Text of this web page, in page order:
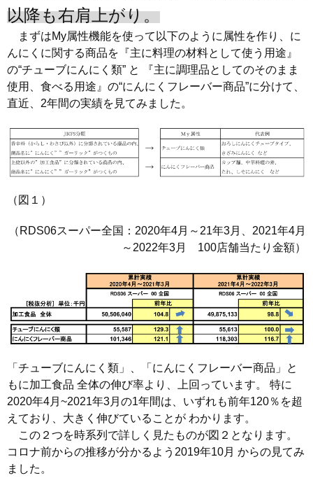
以降も右肩上がり。
まずはMy属性機能を使って以下のように属性を作り、に
んにくに関する商品を『主に料理の材料として使う用途』
の“チューブにんにく類” と 『主に調理品としてのそのまま
使用、食べる用途』の“にんにくフレーバー商品”に分けて、
直近、2年間の実績を見てみました。
（図１）
（RDS06スーパー全国：2020年4月～21年3月、2021年4月
～2022年3月 100店舗当たり金額）
「チューブにんにく類」、「にんにくフレーバー商品」と
もに加工食品 全体の伸び率より、上回っています。 特に
2020年4月~2021年3月の1年間は、いずれも前年120％を超
えており、大きく伸びていることが わかります。
この２つを時系列で詳しく見たものが図２となります。
コロナ前からの推移が分かるよう2019年10月 からの見てみ
ました。